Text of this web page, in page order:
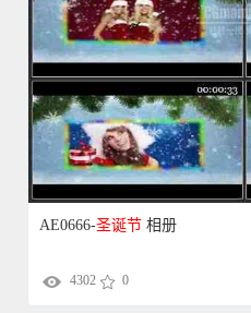
AE0666-圣诞节 相册
4302 0